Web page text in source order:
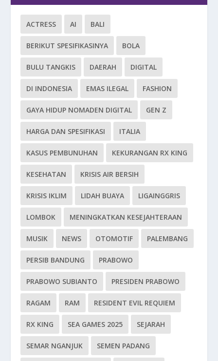
ACTRESS AI BALI
BERIKUT SPESIFIKASINYA BOLA
BULU TANGKIS DAERAH DIGITAL
DI INDONESIA EMAS ILEGAL FASHION
GAYA HIDUP NOMADEN DIGITAL GEN Z
HARGA DAN SPESIFIKASI ITALIA
KASUS PEMBUNUHAN KEKURANGAN RX KING
KESEHATAN KRISIS AIR BERSIH
KRISIS IKLIM LIDAH BUAYA LIGAINGGRIS
LOMBOK MENINGKATKAN KESEJAHTERAAN
MUSIK NEWS OTOMOTIF PALEMBANG
PERSIB BANDUNG PRABOWO
PRABOWO SUBIANTO PRESIDEN PRABOWO
RAGAM RAM RESIDENT EVIL REQUIEM
RX KING SEA GAMES 2025 SEJARAH
SEMAR NGANJUK SEMEN PADANG